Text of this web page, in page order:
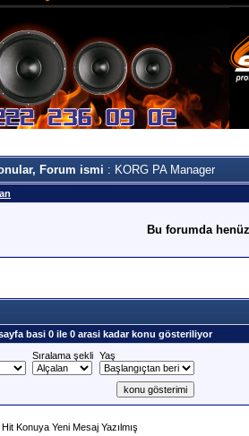
Forum ismi : KORG PA Manager
Bu forumda
basi 0 ile 0 arasi kadar konu gösteriliyor
Sıralama şekli Yaş
Hit Konuya Yeni Mesaj Yazılmış